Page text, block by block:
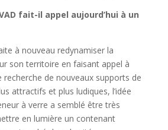
fait-il appel aujourd’hui à un
à nouveau redynamiser la
son territoire en faisant appel à
recherche de nouveaux supports de
attractifs et plus ludiques, l’idée
à verre a semblé être très
en lumière un contenant